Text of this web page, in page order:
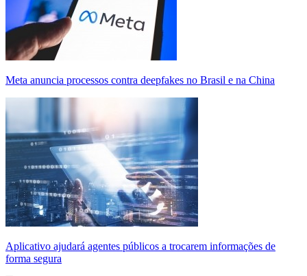
Meta anuncia processos contra deepfakes no Brasil e na China
Aplicativo ajudará agentes públicos a trocarem informações de
forma segura